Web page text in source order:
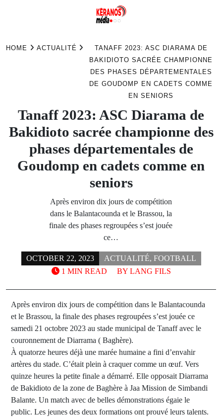
HOME ACTUALITÉ
TANAFF 2023: ASC DIARAMA DE
BAKIDIOTO SACRÉE CHAMPIONNE
DES PHASES DÉPARTEMENTALES
DE GOUDOMP EN CADETS COMME
EN SENIORS
Tanaff 2023: ASC Diarama de
Bakidioto sacrée championne des
phases départementales de
Goudomp en cadets comme en
seniors
Après environ dix jours de compétition
dans le Balantacounda et le Brassou, la
finale des phases regroupées s’est jouée
ce…
OCTOBER 22, 2023 ACTUALITÉ, FOOTBALL
BY LANG FILS
1 MIN READ
Après environ dix jours de compétition dans le Balantacounda
et le Brassou, la finale des phases regroupées s’est jouée ce
samedi 21 octobre 2023 au stade municipal de Tanaff avec le
couronnement de Diarrama ( Baghère).
À quatorze heures déjà une marée humaine a fini d’envahir
artères du stade. C’était plein à craquer comme un œuf. Vers
quinze heures la petite finale a démarré. Elle opposait Diarrama
de Bakidioto de la zone de Baghère à Jaa Mission de Simbandi
Balante. Un match avec de belles démonstrations égaie le
public. Les jeunes des deux formations ont prouvé leurs talents.